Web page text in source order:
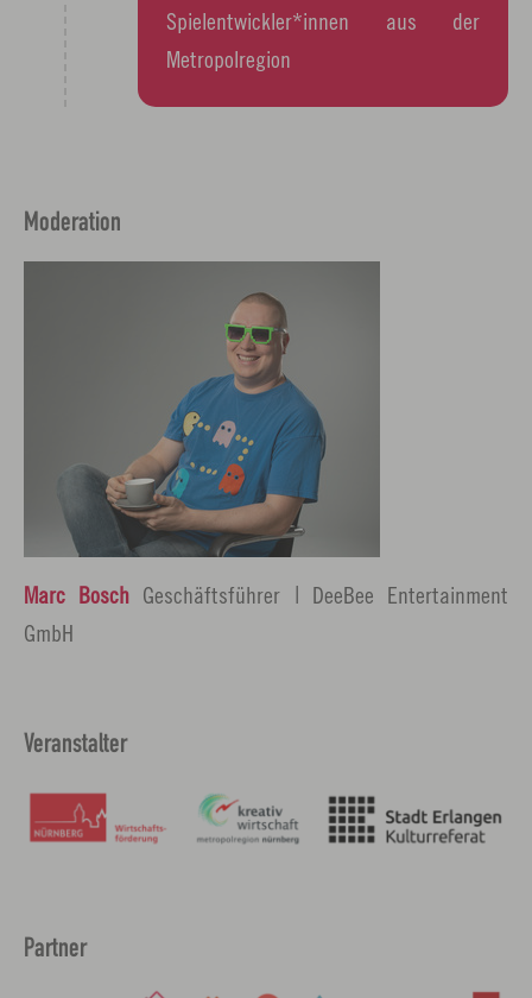
Spielentwickler*innen aus der
Metropolregion
Moderation
Marc Bosch Geschäftsführer | DeeBee Entertainment
GmbH
Veranstalter
Partner